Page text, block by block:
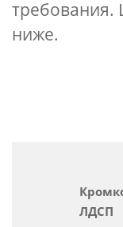
требования.
ниже.
ЛДСП